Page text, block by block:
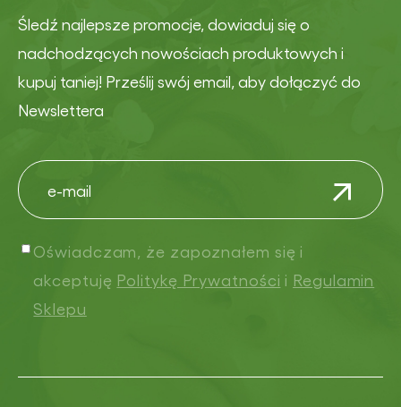
Śledź najlepsze promocje, dowiaduj się o
nadchodzących nowościach produktowych i
kupuj taniej! Prześlij swój email, aby dołączyć do
Newslettera
Oświadczam, że zapoznałem się i
akceptuję Politykę Prywatności i Regulamin
Sklepu